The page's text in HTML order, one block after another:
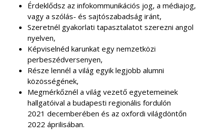
Érdeklődsz az infokommunikációs jog, a médiajog,
vagy a szólás- és sajtószabadság iránt,
Szeretnél gyakorlati tapasztalatot szerezni angol
nyelven,
Képviselnéd karunkat egy nemzetközi
perbeszédversenyen,
Része lennél a világ egyik legjobb alumni
közösségének,
Megmérkőznél a világ vezető egyetemeinek
hallgatóival a budapesti regionális fordulón
2021 decemberében és az oxfordi világdöntőn
2022 áprilisában.